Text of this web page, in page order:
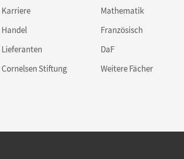
Karriere
Handel
Lieferanten
Cornelsen Stiftung
Mathematik
Französisch
DaF
Weitere Fächer